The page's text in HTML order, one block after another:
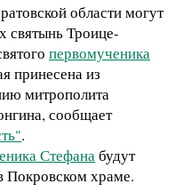
области могут
святынь Троице-
первомученика
принесена из
митрополита
сообщает
.
Стефанабудут
Покровском храме.